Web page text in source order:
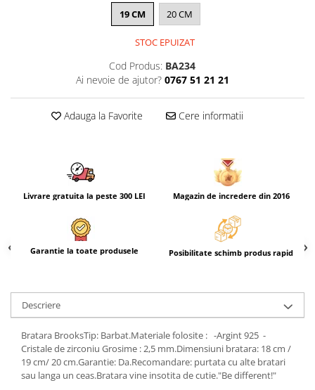
19 CM 20 CM
STOC EPUIZAT
Cod Produs: BA234
Ai nevoie de ajutor? 0767 51 21 21
Adauga la Favorite Cere informatii
Livrare gratuita la peste 300 LEI Magazin de incredere din 2016
Garantie la toate produsele Posibilitate schimb produs rapid
Descriere
Bratara BrooksTip: Barbat.Materiale folosite : -Argint 925 -
Cristale de zirconiu Grosime : 2,5 mm.Dimensiuni bratara: 18 cm /
19 cm/ 20 cm.Garantie: Da.Recomandare: purtata cu alte bratari
sau langa un ceas.Bratara vine insotita de cutie."Be different!"